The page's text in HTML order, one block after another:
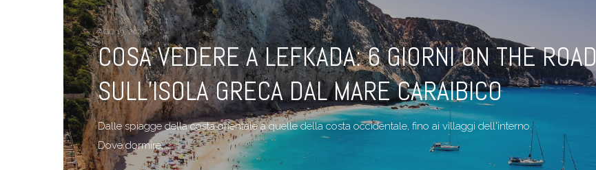
AGO 19, 2022
COSA VEDERE A LEFKADA: 6 GIORNI ON THE ROAD
SULL’ISOLA GRECA DAL MARE CARAIBICO
Dalle spiagge della costa orientale a quelle della costa occidentale, fino ai villaggi dell'interno.
Dove dormire,...